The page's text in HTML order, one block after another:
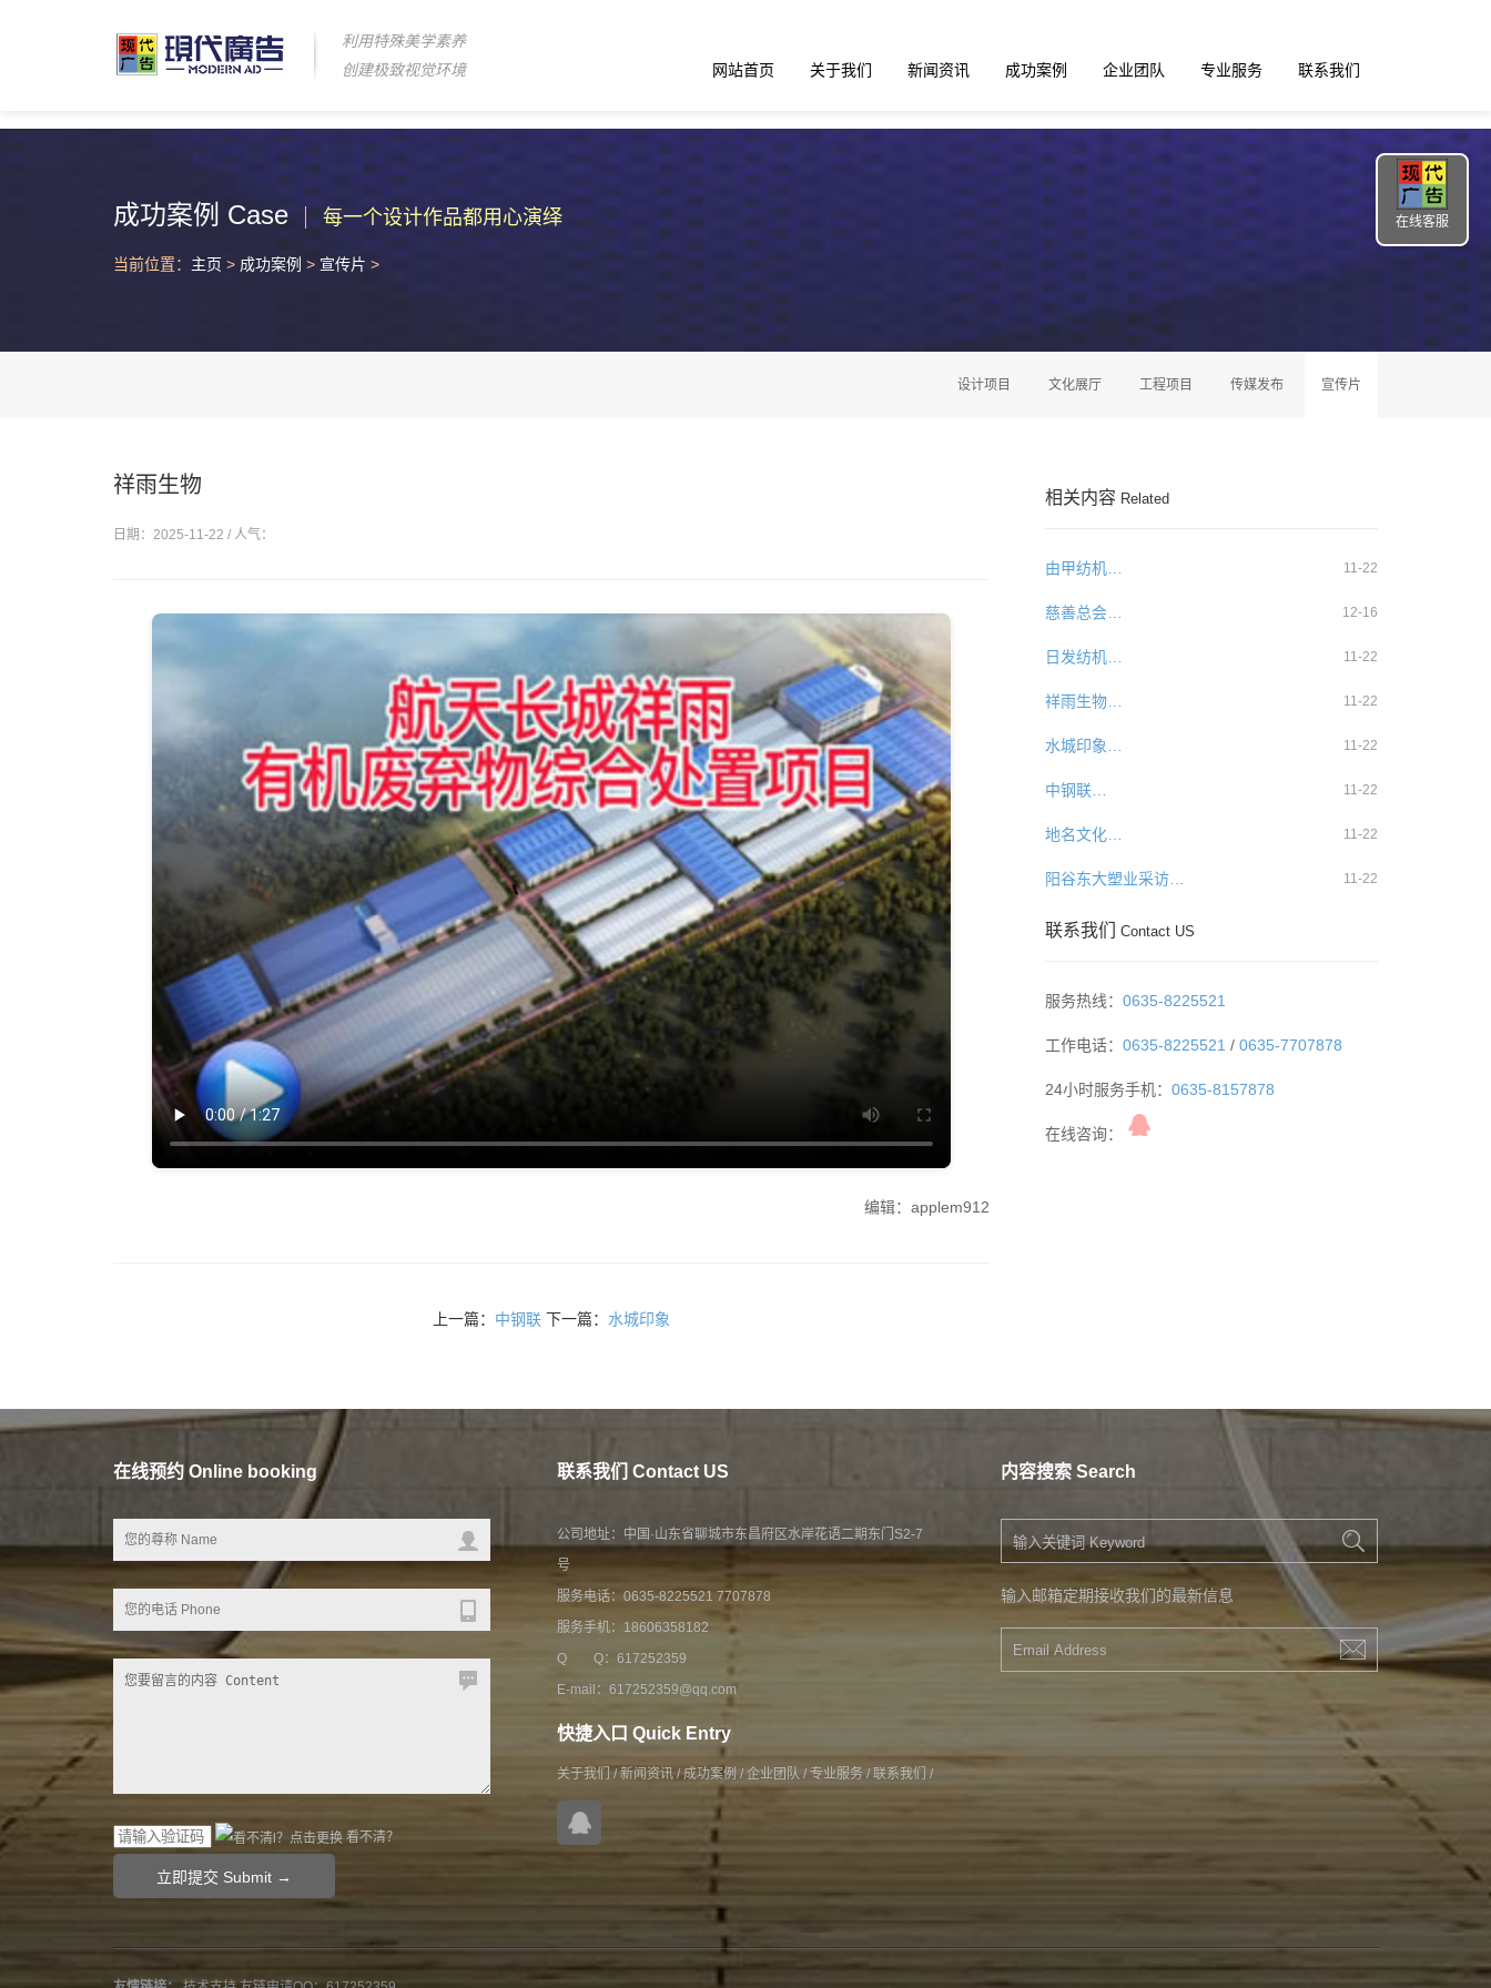
利用特殊美学素养
创建极致视觉环境
网站首页 关于我们 新闻资讯 成功案例 企业团队 专业服务 联系我们
成功案例 Case 每一个设计作品都用心演绎
当前位置： 主页 > 成功案例 > 宣传片 >
设计项目 文化展厅 工程项目 传媒发布 宣传片
祥雨生物
日期：2025-11-22 / 人气：
编辑：applem912
上一篇： 中钢联 下一篇： 水城印象
相关内容 Related
由甲纺机… 11-22
慈善总会… 12-16
日发纺机… 11-22
祥雨生物… 11-22
水城印象… 11-22
中钢联… 11-22
地名文化… 11-22
阳谷东大塑业采访… 11-22
联系我们 Contact US
服务热线： 0635-8225521
工作电话： 0635-8225521 / 0635-7707878
24小时服务手机： 0635-8157878
在线咨询：
在线预约 Online booking
看不清？
联系我们 Contact US
公司地址：中国·山东省聊城市东昌府区水岸花语二期东门S2-7
号
服务电话：0635-8225521 7707878
服务手机：18606358182
Q Q：617252359
E-mail：617252359@qq.com
快捷入口 Quick Entry
关于我们 /新闻资讯 /成功案例 /企业团队 /专业服务 /联系我们 /
内容搜索 Search
输入邮箱定期接收我们的最新信息
在线客服